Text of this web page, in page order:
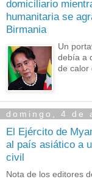
domiciliario
humanitaria se
Birmania
Un
debía a
de calor
domingo, 4 de
El Ejército de
al país asiático a
civil
Nota de los editores